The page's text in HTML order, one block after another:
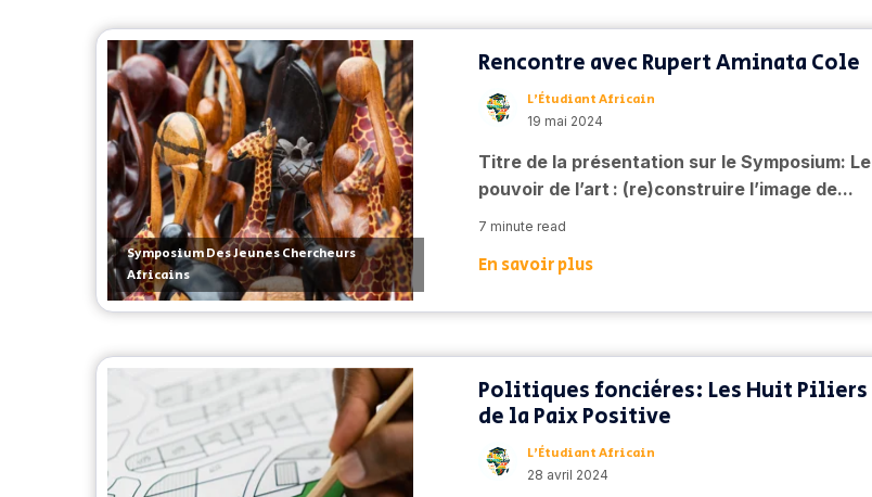
Symposium Des Jeunes Chercheurs
Africains
Rencontre avec Rupert Aminata Cole
L’Étudiant Africain
19 mai 2024
Titre de la présentation sur le Symposium: Le
pouvoir de l’art : (re)construire l’image de...
7 minute read
En savoir plus
Politiques foncières: Les Huit Piliers
de la Paix Positive
L’Étudiant Africain
28 avril 2024